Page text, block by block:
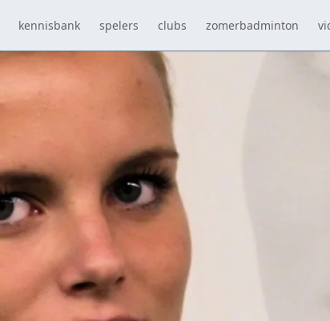
kennisbank spelers clubs zomerbadminton